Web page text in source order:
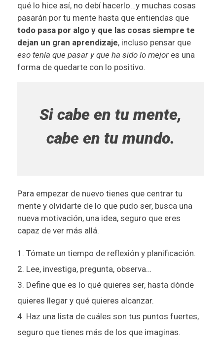
qué lo hice así, no debí hacerlo…y muchas cosas
pasarán por tu mente hasta que entiendas que
todo pasa por algo y que las cosas siempre te
dejan un gran aprendizaje, incluso pensar que
eso tenía que pasar y que ha sido lo mejor es una
forma de quedarte con lo positivo.
Si cabe en tu mente,
cabe en tu mundo.
Para empezar de nuevo tienes que centrar tu
mente y olvidarte de lo que pudo ser, busca una
nueva motivación, una idea, seguro que eres
capaz de ver más allá.
Tómate un tiempo de reflexión y planificación.
Lee, investiga, pregunta, observa…
Define que es lo qué quieres ser, hasta dónde
quieres llegar y qué quieres alcanzar.
Haz una lista de cuáles son tus puntos fuertes,
seguro que tienes más de los que imaginas.